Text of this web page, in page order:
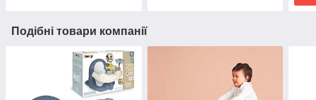
Подібні товари компанії